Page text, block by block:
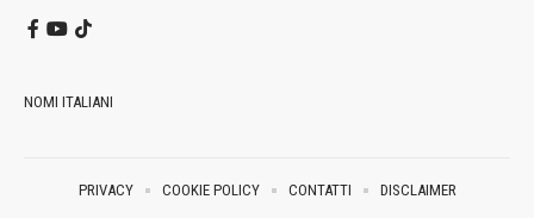
NOMI ITALIANI
PRIVACY COOKIE POLICY CONTATTI DISCLAIMER